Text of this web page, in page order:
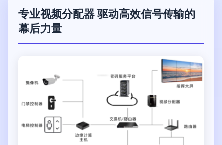
专业视频分配器 驱动高效信号传输的
幕后力量